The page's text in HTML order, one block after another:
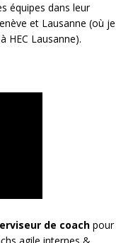
équipes dans leur
et Lausanne (où je
HEC Lausanne).
de coach pour